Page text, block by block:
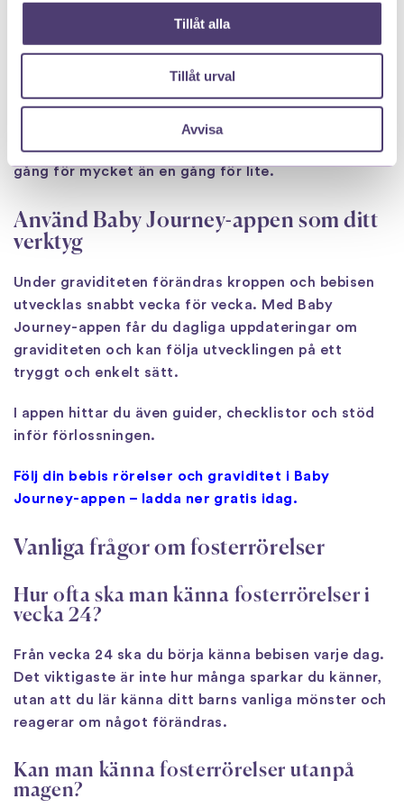
Tillåt alla
Tillåt urval
Avvisa
Du efter vecka 24 inte känt rörelser på hela
Bebisens vanliga rörelsemönster förändras
tydligt
Lita på din instinkt. Det är alltid bättre att ringa en
gång för mycket än en gång för lite.
Använd Baby Journey-appen som ditt
verktyg
Under graviditeten förändras kroppen och bebisen
utvecklas snabbt vecka för vecka. Med Baby
Journey-appen får du dagliga uppdateringar om
graviditeten och kan följa utvecklingen på ett
tryggt och enkelt sätt.
I appen hittar du även guider, checklistor och stöd
inför förlossningen.
Följ din bebis rörelser och graviditet i Baby
Journey-appen – ladda ner gratis idag.
Vanliga frågor om fosterrörelser
Hur ofta ska man känna fosterrörelser i
vecka 24?
Från vecka 24 ska du börja känna bebisen varje dag.
Det viktigaste är inte hur många sparkar du känner,
utan att du lär känna ditt barns vanliga mönster och
reagerar om något förändras.
Kan man känna fosterrörelser utanpå
magen?